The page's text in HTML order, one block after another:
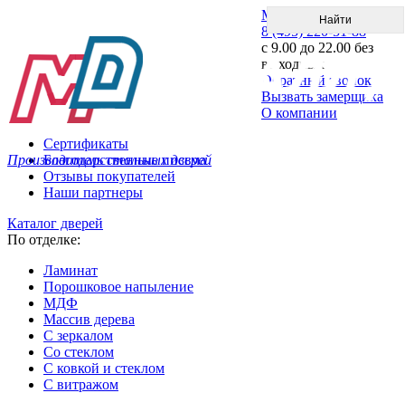
Производитель стальных дверей
Меню
8 (495) 220-51-88
с 9.00 до 22.00 без
выходных
Обратный звонок
Вызвать замерщика
О компании
Сертификаты
Благодарственные письма
Отзывы покупателей
Наши партнеры
Каталог дверей
По отделке:
Ламинат
Порошковое напыление
МДФ
Массив дерева
С зеркалом
Со стеклом
С ковкой и стеклом
С витражом